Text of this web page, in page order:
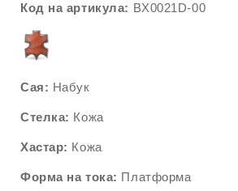
Код на артикула: BX0021D-00
Сая: Набук
Стелка: Кожа
Хастар: Кожа
Форма на тока: Платформа